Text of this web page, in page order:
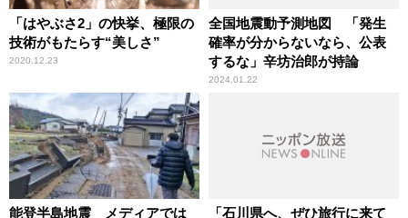
「はやぶさ2」の快挙、極限の
技術がもたらす“美しさ”
2020.12.23
全国地震動予測地図 「発生
確率が分からないなら、公表
するな」辛坊治郎が持論
2024.01.22
能登半島地震 メディアでは
「石川県へ、ぜひ旅行に来て